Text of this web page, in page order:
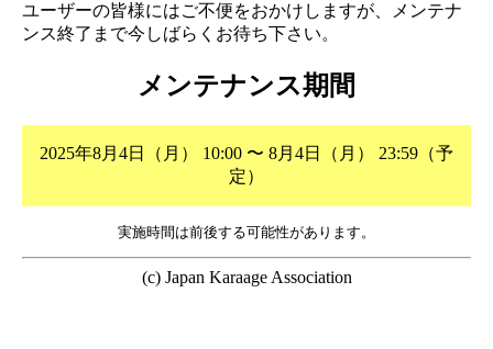
ユーザーの皆様にはご不便をおかけしますが、メンテナ
ンス終了まで今しばらくお待ち下さい。
メンテナンス期間
2025年8月4日（月） 10:00 〜 8月4日（月） 23:59（予
定）
実施時間は前後する可能性があります。
(c) Japan Karaage Association